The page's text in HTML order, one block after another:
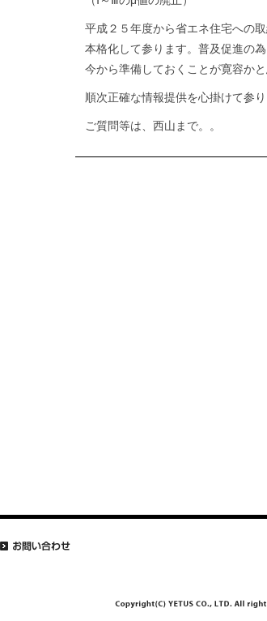
平成２５年度から省エネ住宅への
本格化して参ります。普及促進の
今から準備しておくことが寛容かと
順次正確な情報提供を心掛けて参り
ご質問等は、西山まで。。